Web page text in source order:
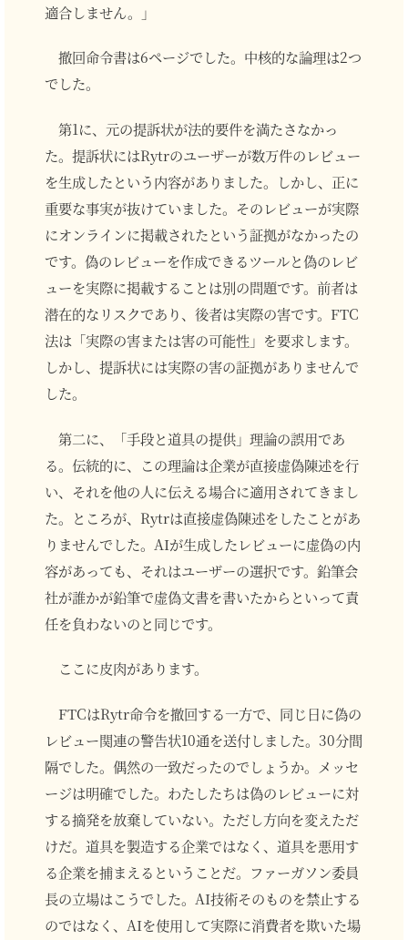
適合しません。」
撤回命令書は6ページでした。中核的な論理は2つ
でした。
第1に、元の提訴状が法的要件を満たさなかっ
た。提訴状にはRytrのユーザーが数万件のレビュー
を生成したという内容がありました。しかし、正に
重要な事実が抜けていました。そのレビューが実際
にオンラインに掲載されたという証拠がなかったの
です。偽のレビューを作成できるツールと偽のレビ
ューを実際に掲載することは別の問題です。前者は
潜在的なリスクであり、後者は実際の害です。FTC
法は「実際の害または害の可能性」を要求します。
しかし、提訴状には実際の害の証拠がありませんで
した。
第二に、「手段と道具の提供」理論の誤用であ
る。伝統的に、この理論は企業が直接虚偽陳述を行
い、それを他の人に伝える場合に適用されてきまし
た。ところが、Rytrは直接虚偽陳述をしたことがあ
りませんでした。AIが生成したレビューに虚偽の内
容があっても、それはユーザーの選択です。鉛筆会
社が誰かが鉛筆で虚偽文書を書いたからといって責
任を負わないのと同じです。
ここに皮肉があります。
FTCはRytr命令を撤回する一方で、同じ日に偽の
レビュー関連の警告状10通を送付しました。30分間
隔でした。偶然の一致だったのでしょうか。メッセ
ージは明確でした。わたしたちは偽のレビューに対
する摘発を放棄していない。ただし方向を変えただ
けだ。道具を製造する企業ではなく、道具を悪用す
る企業を捕まえるということだ。ファーガソン委員
長の立場はこうでした。AI技術そのものを禁止する
のではなく、AIを使用して実際に消費者を欺いた場